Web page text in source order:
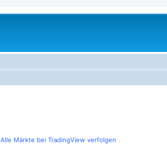
Alle Märkte bei TradingView verfolgen